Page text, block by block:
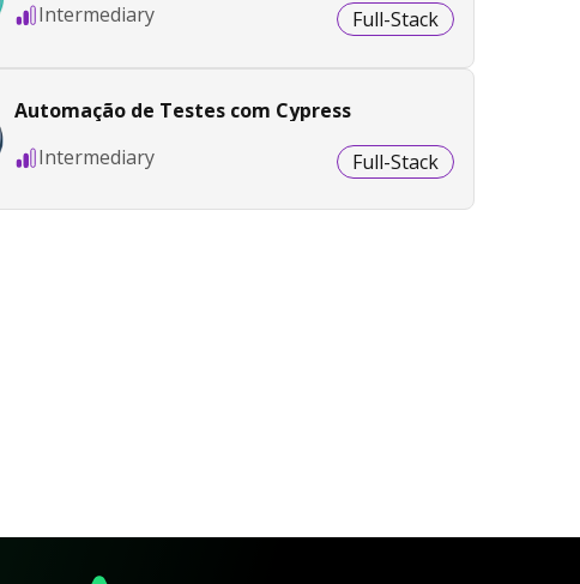
Intermediary
Full-Stack
Automação de Testes com Cypress
Intermediary
Full-Stack